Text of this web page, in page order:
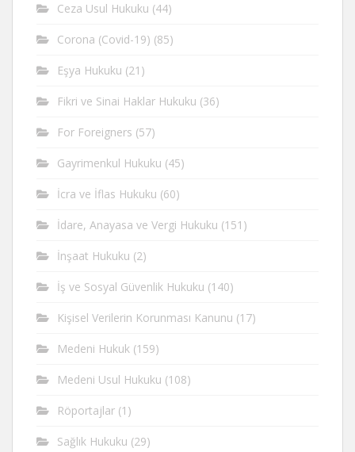
Ceza Usul Hukuku (44)
Corona (Covid-19) (85)
Eşya Hukuku (21)
Fikri ve Sinai Haklar Hukuku (36)
For Foreigners (57)
Gayrimenkul Hukuku (45)
İcra ve İflas Hukuku (60)
İdare, Anayasa ve Vergi Hukuku (151)
İnşaat Hukuku (2)
İş ve Sosyal Güvenlik Hukuku (140)
Kişisel Verilerin Korunması Kanunu (17)
Medeni Hukuk (159)
Medeni Usul Hukuku (108)
Röportajlar (1)
Sağlık Hukuku (29)